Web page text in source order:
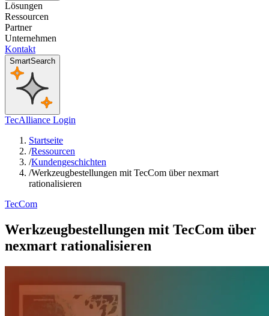
Lösungen
Ressourcen
Partner
Unternehmen
Kontakt
SmartSearch
TecAlliance Login
Startseite
/Ressourcen
/Kundengeschichten
/Werkzeugbestellungen mit TecCom über nexmart
rationalisieren
TecCom
Werkzeugbestellungen mit TecCom über
nexmart rationalisieren